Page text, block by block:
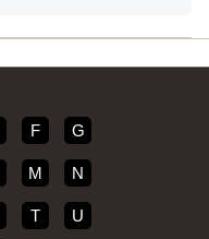
F G
M N
T U